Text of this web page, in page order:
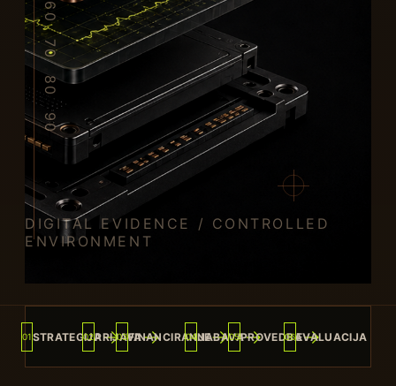
01STRATEGIJA→
02PRIJAVA→
03FINANCIRANJE→
04NABAVA→
05PROVEDBA→
06EVALUACIJA